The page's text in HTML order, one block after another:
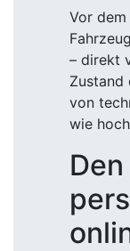
Vor
– direkt
Zustand
von
wie